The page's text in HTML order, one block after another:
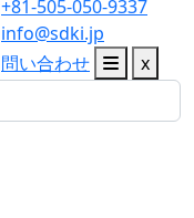
+81-505-050-9337
info@sdki.jp
問い合わせ
x